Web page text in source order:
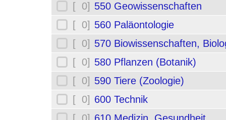
[ 0] 550 Geowissenschaften
[ 0] 560 Paläontologie
[ 0] 570 Biowissenschaften,
[ 0] 580 Pflanzen (Botanik)
[ 0] 590 Tiere (Zoologie)
[ 0] 600 Technik